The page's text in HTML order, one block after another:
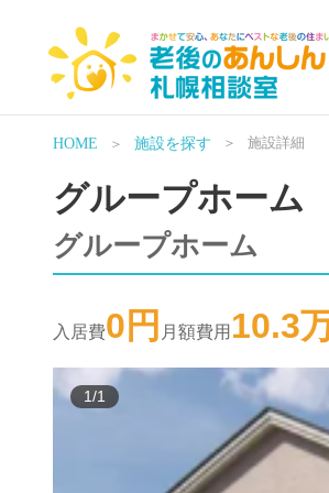
HOME ＞ 施設を探す ＞ 施設詳細
グループホー
グループホーム
入居費0円 月額費用 10.3
1/1